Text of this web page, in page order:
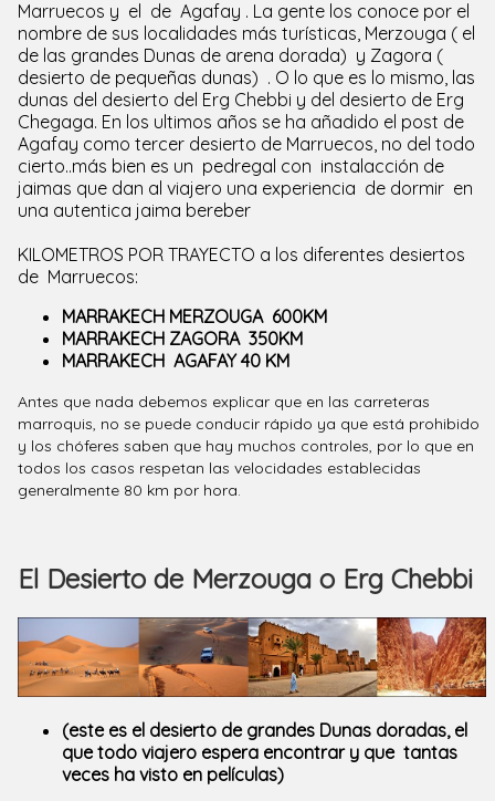
Marruecos y el de Agafay . La gente los conoce por el
nombre de sus localidades más turísticas, Merzouga ( el
de las grandes Dunas de arena dorada) y Zagora (
desierto de pequeñas dunas) . O lo que es lo mismo, las
dunas del desierto del Erg Chebbi y del desierto de Erg
Chegaga. En los ultimos años se ha añadido el post de
Agafay como tercer desierto de Marruecos, no del todo
cierto..más bien es un pedregal con instalacción de
jaimas que dan al viajero una experiencia de dormir en
una autentica jaima bereber
KILOMETROS POR TRAYECTO a los diferentes desiertos
de Marruecos:
MARRAKECH MERZOUGA 600KM
MARRAKECH ZAGORA 350KM
MARRAKECH AGAFAY 40 KM
Antes que nada debemos explicar que en las carreteras
marroquis, no se puede conducir rápido ya que está prohibido
y los chóferes saben que hay muchos controles, por lo que en
todos los casos respetan las velocidades establecidas
generalmente 80 km por hora.
El Desierto de Merzouga o Erg Chebbi
(este es el desierto de grandes Dunas doradas, el
que todo viajero espera encontrar y que tantas
veces ha visto en películas)